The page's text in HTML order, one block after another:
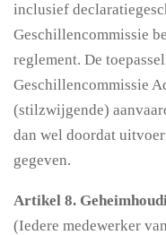
inclusief
Geschillencommissie
reglement. De
Geschillencommissie
(stilzwijgende)
dan wel doordat
gegeven.
Artikel 8.
(Iedere medewerker